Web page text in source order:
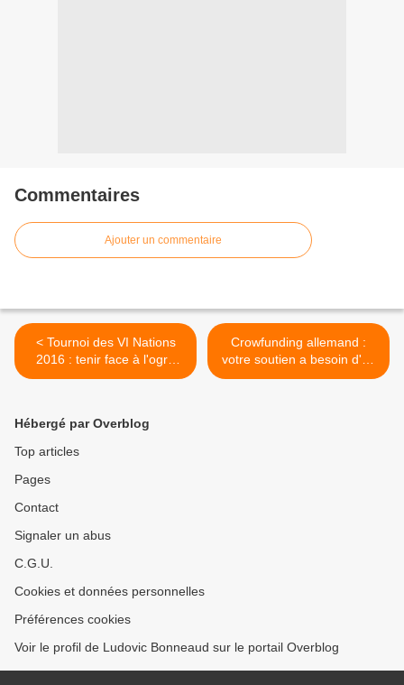
Commentaires
Ajouter un commentaire
< Tournoi des VI Nations
2016 : tenir face à l'ogre
gallois !
Crowfunding allemand :
votre soutien a besoin d'un
bon support ! >
Hébergé par Overblog
Top articles
Pages
Contact
Signaler un abus
C.G.U.
Cookies et données personnelles
Préférences cookies
Voir le profil de Ludovic Bonneaud sur le portail Overblog